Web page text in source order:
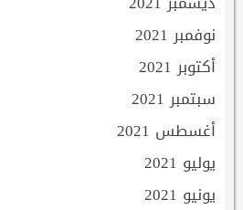
نوفمبر 2021
أكتوبر 2021
سبتمبر 2021
أغسطس 2021
يوليو 2021
يونيو 2021